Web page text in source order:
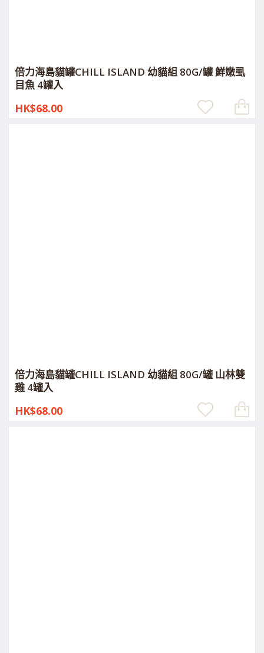
倍力海島貓罐CHILL ISLAND 幼貓組 80G/罐 鮮嫩虱
目魚 4罐入
HK$68.00
倍力海島貓罐CHILL ISLAND 幼貓組 80G/罐 山林雙
雞 4罐入
HK$68.00